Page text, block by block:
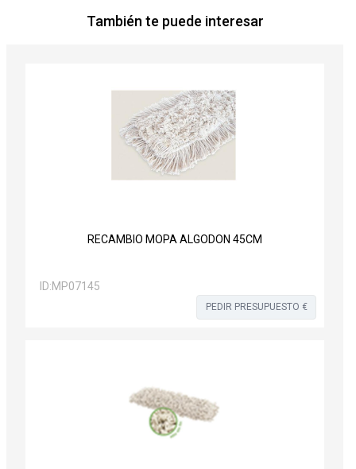
También te puede interesar
RECAMBIO MOPA ALGODON 45CM
ID:MP07145
PEDIR PRESUPUESTO €